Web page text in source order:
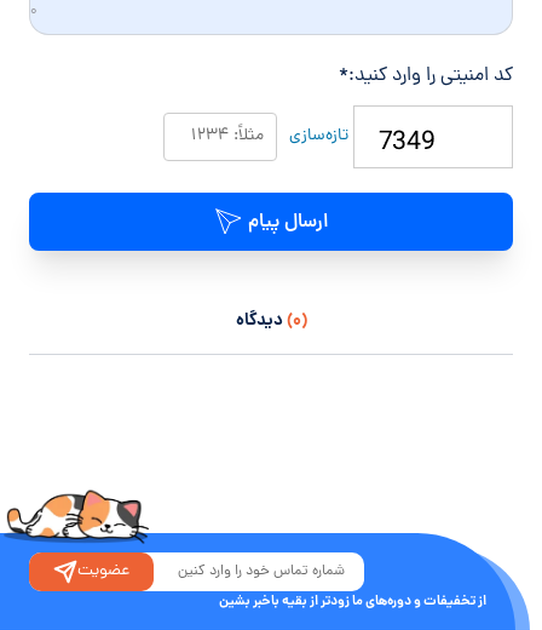
۰
کد امنیتی را وارد کنید:*
تازه‌سازی
ارسال پیام
(۰) دیدگاه
از تخفیفات و دوره‌های ما زودتر از بقیه باخبر بشین
عضویت